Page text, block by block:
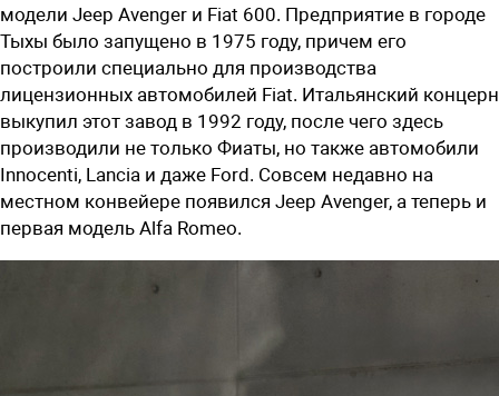
модели Jeep Avenger и Fiat 600. Предприятие в городе
Тыхы было запущено в 1975 году, причем его
построили специально для производства
лицензионных автомобилей Fiat. Итальянский концерн
выкупил этот завод в 1992 году, после чего здесь
производили не только Фиаты, но также автомобили
Innocenti, Lancia и даже Ford. Совсем недавно на
местном конвейере появился Jeep Avenger, а теперь и
первая модель Alfa Romeo.